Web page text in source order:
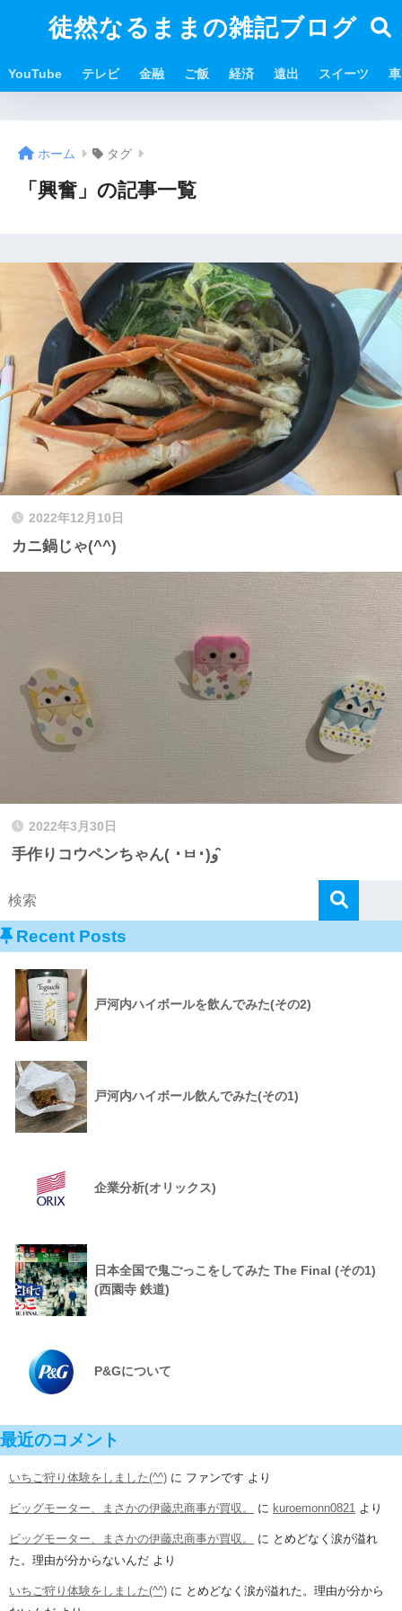
徒然なるままの雑記ブログ
YouTube テレビ 金融 ご飯 経済 遠出 スイーツ 車
ホーム タグ
「興奮」の記事一覧
2022年12月10日
カニ鍋じゃ(^^)
2022年3月30日
手作りコウペンちゃん( ･ㅂ･)و ̑̑
Recent Posts
戸河内ハイボールを飲んでみた(その2)
戸河内ハイボール飲んでみた(その1)
企業分析(オリックス)
日本全国で鬼ごっこをしてみた The Final (その1)
(西園寺 鉄道)
P&Gについて
最近のコメント
いちご狩り体験をしました(^^) に ファンです より
ビッグモーター、まさかの伊藤忠商事が買収。 に kuroemonn0821 より
ビッグモーター、まさかの伊藤忠商事が買収。 に とめどなく涙が溢れ
た。理由が分からないんだ より
いちご狩り体験をしました(^^) に とめどなく涙が溢れた。理由が分から